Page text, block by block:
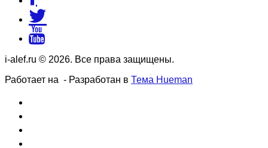
i-alef.ru © 2026. Все права защищены.
Работает на - Разработан в Тема Hueman